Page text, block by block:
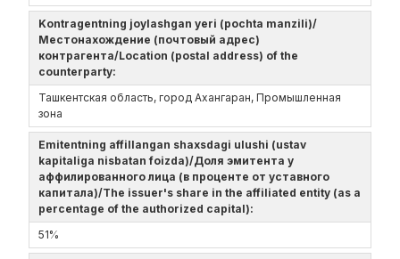
Kontragentning joylashgan yeri (pochta manzili)/
Местонахождение (почтовый адрес)
контрагента/Location (postal address) of the
counterparty:
Ташкентская область, город Ахангаран, Промышленная
зона
Emitentning affillangan shaxsdagi ulushi (ustav
kapitaliga nisbatan foizda)/Доля эмитента у
аффилированного лица (в проценте от уставного
капитала)/The issuer's share in the affiliated entity (as a
percentage of the authorized capital):
51%